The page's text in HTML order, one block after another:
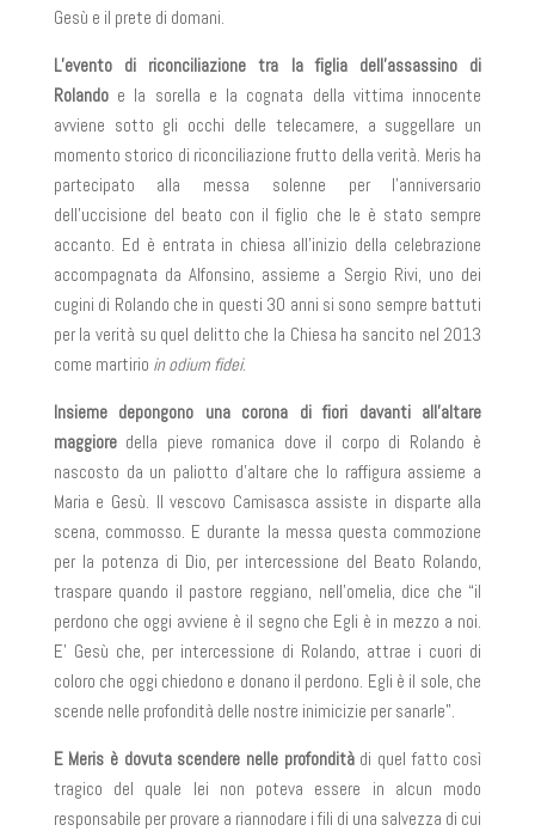
Gesù e il prete di domani.
L’evento di riconciliazione tra la figlia dell’assassino di
Rolandoe la sorella e la cognata della vittima innocente
avviene sotto gli occhi delle telecamere, a suggellare un
momento storico di riconciliazione frutto della verità. Meris ha
partecipato alla messa solenne per l’anniversario
dell’uccisione del beato con il figlio che le è stato sempre
accanto. Ed è entrata in chiesa all’inizio della celebrazione
accompagnata da Alfonsino, assieme a Sergio Rivi, uno dei
cugini di Rolando che in questi 30 anni si sono sempre battuti
per la verità su quel delitto che la Chiesa ha sancito nel 2013
come martirio in odium fidei.
Insieme depongono una corona di fiori davanti all’altare
maggioredella pieve romanica dove il corpo di Rolando è
nascosto da un paliotto d’altare che lo raffigura assieme a
Maria e Gesù. Il vescovo Camisasca assiste in disparte alla
scena, commosso. E durante la messa questa commozione
per la potenza di Dio, per intercessione del Beato Rolando,
traspare quando il pastore reggiano, nell’omelia, dice che “il
perdono che oggi avviene è il segno che Egli è in mezzo a noi.
E’ Gesù che, per intercessione di Rolando, attrae i cuori di
coloro che oggi chiedono e donano il perdono. Egli è il sole, che
scende nelle profondità delle nostre inimicizie per sanarle”.
E Meris è dovuta scendere nelle profonditàdi quel fatto così
tragico del quale lei non poteva essere in alcun modo
responsabile per provare a riannodare i fili di una salvezza di cui